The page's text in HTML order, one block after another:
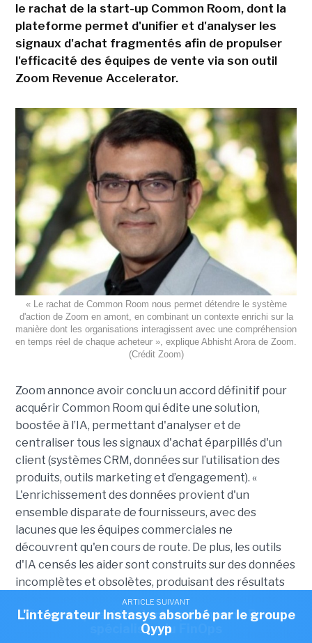
ARTICLE SUIVANT
Nexpublica s'offre Wikit pour injecter de l'IA
agentique dans ses solutions
ARTICLE SUIVANT
Zoom acquiert la start-up Common Room,
spécialiste du FinOps
le rachat de la start-up Common Room, dont la
plateforme permet d'unifier et d'analyser les
signaux d'achat fragmentés afin de propulser
l'efficacité des équipes de vente via son outil
Zoom Revenue Accelerator.
« Le rachat de Common Room nous permet détendre le système
d'action de Zoom en amont, en combinant un contexte enrichi sur la
manière dont les organisations interagissent avec une compréhension
en temps réel de chaque acheteur », explique Abhisht Arora de Zoom.
(Crédit Zoom)
Zoom annonce avoir conclu un accord définitif pour
acquérir Common Room qui édite une solution,
boostée à l’IA, permettant d'analyser et de
centraliser tous les signaux d'achat éparpillés d'un
client (systèmes CRM, données sur l’utilisation des
produits, outils marketing et d’engagement). «
L'enrichissement des données provient d'un
ensemble disparate de fournisseurs, avec des
lacunes que les équipes commerciales ne
découvrent qu'en cours de route. De plus, les outils
d'IA censés les aider sont construits sur des données
incomplètes et obsolètes, produisant des résultats
génériques et peu fiables. Il en résulte des efforts
gaspillés sur les mauvais comptes au mauvais
moment, des heures perdues en recherche manuelle
ARTICLE SUIVANT
L'intégrateur Instasys absorbé par le groupe
Qyyp